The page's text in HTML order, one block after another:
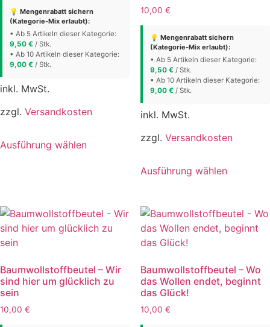
Produktseite
gewählt
werden
gewählt
werden
💡 Mengenrabatt sichern
(Kategorie-Mix erlaubt):
• Ab 5 Artikeln dieser Kategorie:
9,50 € / Stk.
• Ab 10 Artikeln dieser Kategorie:
9,00 € / Stk.
inkl. MwSt.
zzgl. Versandkosten
Ausführung wählenProdukt
Die
Optionen
auf
der
Produktseite
10,00 €
💡 Mengenrabatt sichern
(Kategorie-Mix erlaubt):
• Ab 5 Artikeln dieser Kategorie:
9,50 €/ Stk.
• Ab 10 Artikeln dieser Kategorie:
9,00 €/ Stk.
inkl. MwSt.
zzgl. Versandkosten
Ausführung wählenProdukt
Varianten
auf.
können
auf
Baumwollstoffbeutel – Wir
sind hier um glücklich zu
sein
10,00 €
Baumwollstoffbeutel – Wo
das Wollen endet, beginnt
das Glück!
10,00 €